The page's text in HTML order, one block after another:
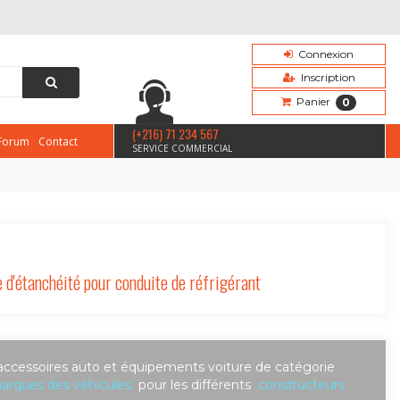
Connexion
Inscription
Panier
0
Contact (+216) 71 234 567
SERVICE COMMERCIAL
pour conduite de réfrigérant
auto et équipements voiture de catégorie
des véhiculespour les différents constructeurs